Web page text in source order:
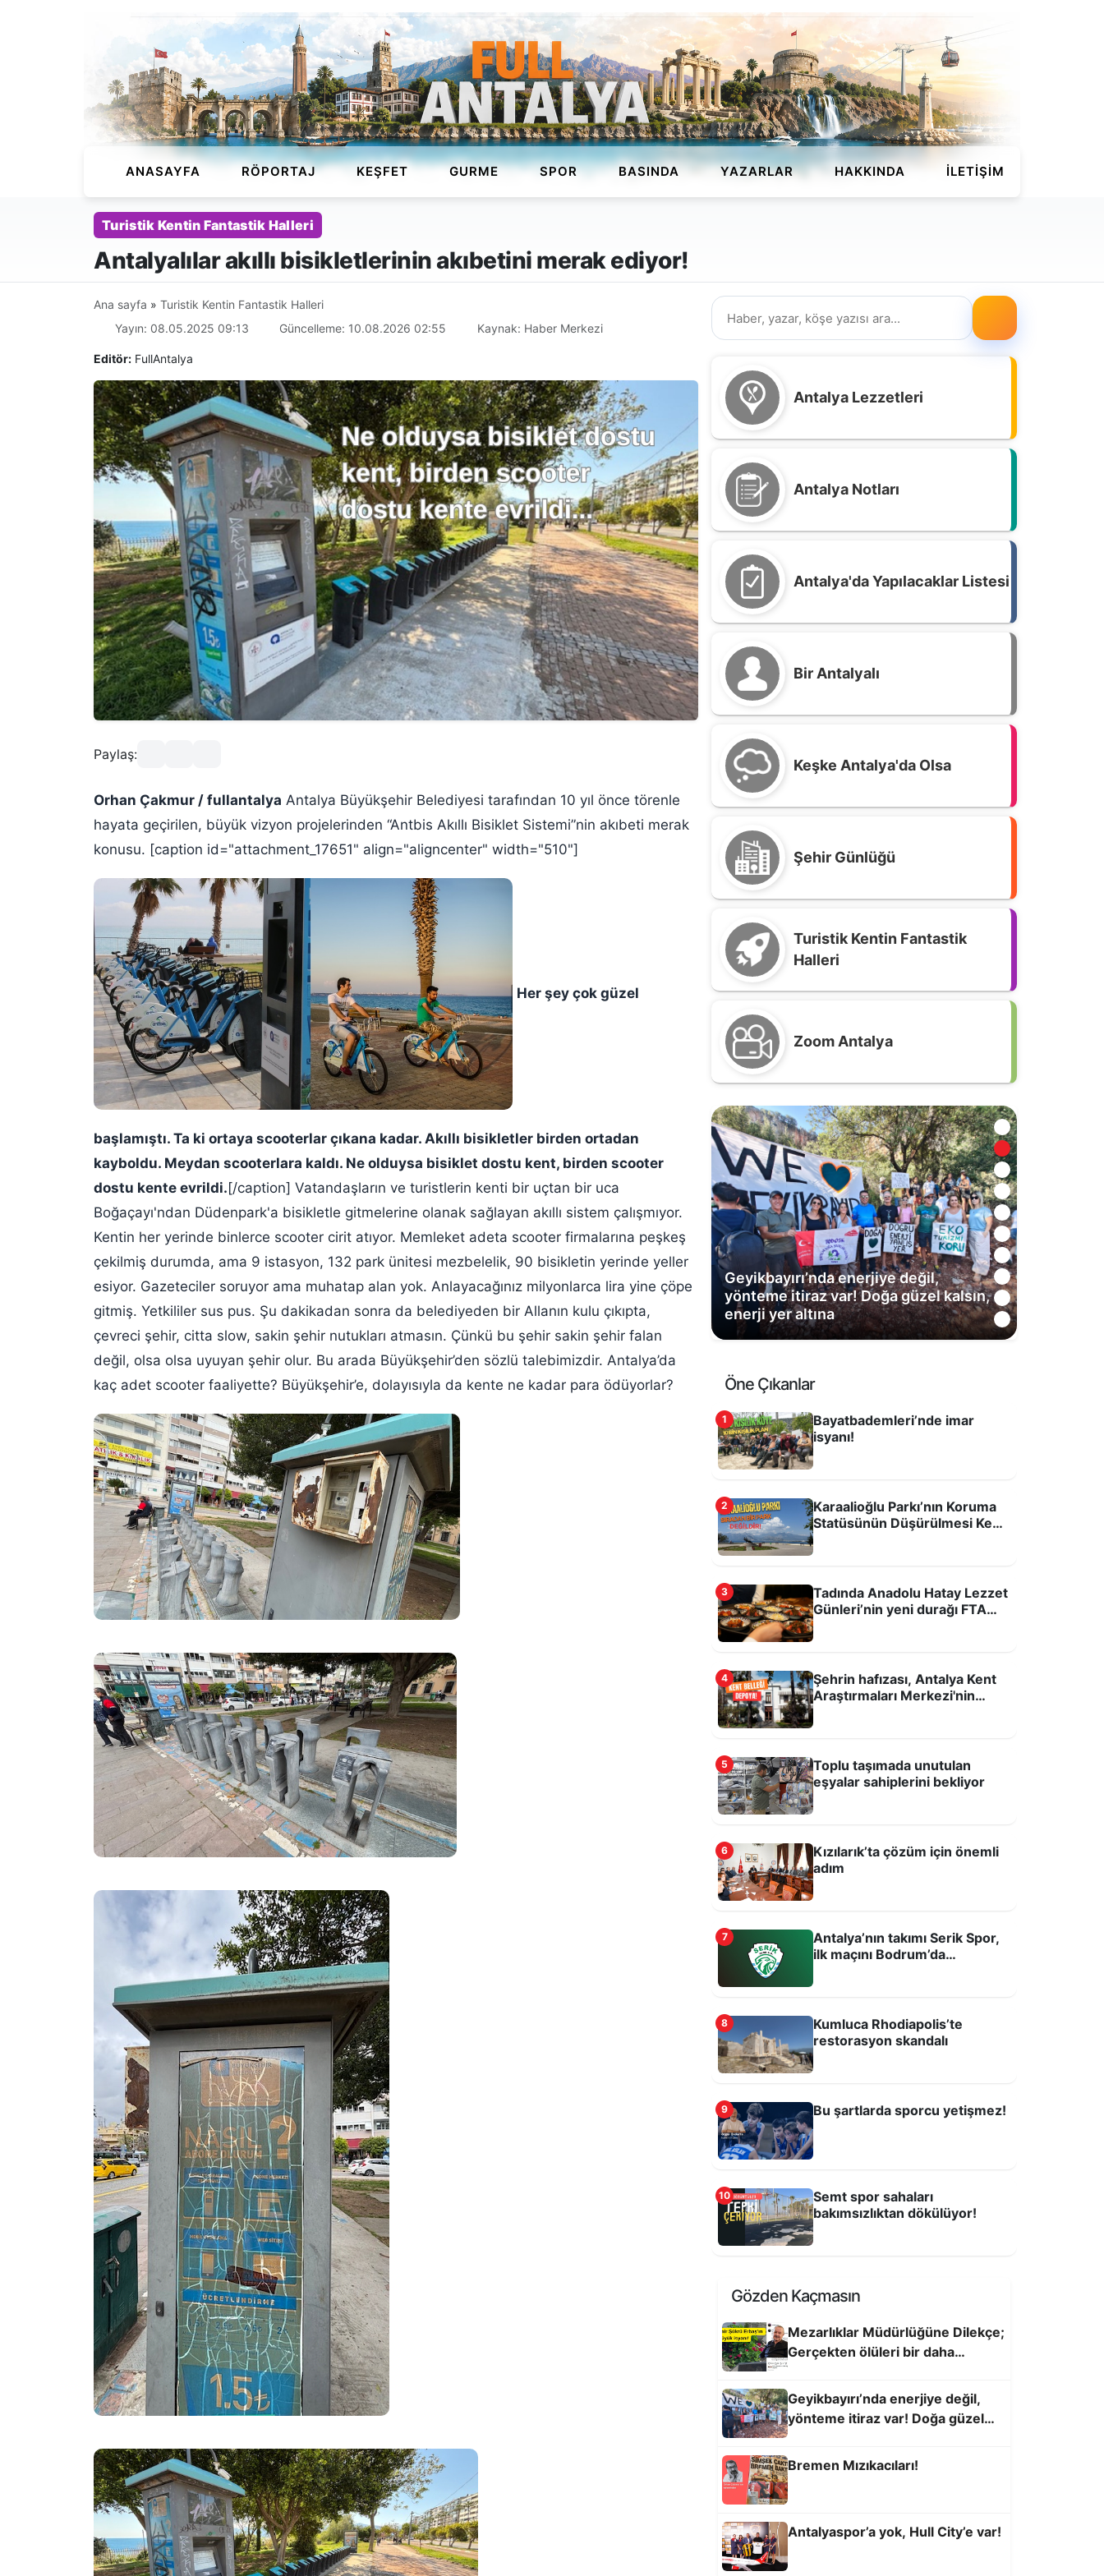
ANASAYFA RÖPORTAJ KEŞFET GURME SPOR BASINDA YAZARLAR HAKKINDA İLETIŞIM
Turistik Kentin Fantastik Halleri
Antalyalılar akıllı bisikletlerinin akıbetini merak ediyor!
Ana sayfa » Turistik Kentin Fantastik Halleri
Yayın: 08.05.2025 09:13
Güncelleme: 10.08.2026 02:55 Kaynak: Haber Merkezi
Editör: FullAntalya
Paylaş:
Orhan Çakmur / fullantalya Antalya Büyükşehir Belediyesi tarafından 10 yıl önce törenle
hayata geçirilen, büyük vizyon projelerinden “Antbis Akıllı Bisiklet Sistemi”nin akıbeti merak
konusu. [caption id="attachment_17651" align="aligncenter" width="510"]
Her şey çok güzel
başlamıştı. Ta ki ortaya scooterlar çıkana kadar. Akıllı bisikletler birden ortadan
kayboldu. Meydan scooterlara kaldı. Ne olduysa bisiklet dostu kent, birden scooter
dostu kente evrildi. [/caption] Vatandaşların ve turistlerin kenti bir uçtan bir uca
Boğaçayı'ndan Düdenpark'a bisikletle gitmelerine olanak sağlayan akıllı sistem çalışmıyor.
Kentin her yerinde binlerce scooter cirit atıyor. Memleket adeta scooter firmalarına peşkeş
çekilmiş durumda, ama 9 istasyon, 132 park ünitesi mezbelelik, 90 bisikletin yerinde yeller
esiyor. Gazeteciler soruyor ama muhatap alan yok. Anlayacağınız milyonlarca lira yine çöpe
gitmiş. Yetkililer sus pus. Şu dakikadan sonra da belediyeden bir Allanın kulu çıkıpta,
çevreci şehir, citta slow, sakin şehir nutukları atmasın. Çünkü bu şehir sakin şehir falan
değil, olsa olsa uyuyan şehir olur. Bu arada Büyükşehir’den sözlü talebimizdir. Antalya’da
kaç adet scooter faaliyette? Büyükşehir’e, dolayısıyla da kente ne kadar para ödüyorlar?
Antalya Lezzetleri
Antalya Notları
Antalya'da Yapılacaklar Listesi
Bir Antalyalı
Keşke Antalya'da Olsa
Şehir Günlüğü
Turistik Kentin Fantastik
Halleri
Zoom Antalya
Mezarlıklar Müdürlüğüne Dilekçe;
Gerçekten ölüleri bir daha öldürmek
nasıl bir şeydir, açıklar mısınız
Geyikbayırı’nda enerjiye değil,
yönteme itiraz var! Doğa güzel kalsın,
enerji yer altına
Bremen Mızıkacıları!
Antalyaspor’a yok, Hull City’e var!
Bu şartlarda sporcu yetişmez!
Kentte zamanı durduranların
tembelliği!
Öne Çıkanlar
1
Bayatbademleri’nde imar
isyanı!
2
Karaalioğlu Parkı’nın Koruma
Statüsünün Düşürülmesi Kent
3
Tadında Anadolu Hatay Lezzet
Günleri’nin yeni durağı FTA
4
Şehrin hafızası, Antalya Kent
Araştırmaları Merkezi'nin
5
Toplu taşımada unutulan
eşyalar sahiplerini bekliyor
6
Kızılarık’ta çözüm için önemli
adım
7
Antalya’nın takımı Serik Spor,
ilk maçını Bodrum’da
8
Kumluca Rhodiapolis’te
restorasyon skandalı
9 Bu şartlarda sporcu yetişmez!
10
Semt spor sahaları
bakımsızlıktan dökülüyor!
Gözden Kaçmasın
Mezarlıklar Müdürlüğüne Dilekçe;
Gerçekten ölüleri bir daha
mısınız
Geyikbayırı’nda enerjiye değil,
yönteme itiraz var! Doğa güzel
Bremen Mızıkacıları!
Antalyaspor’a yok, Hull City’e var!